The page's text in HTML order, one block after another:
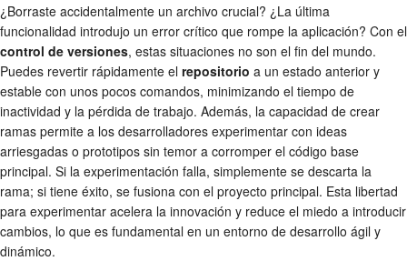
¿Borraste accidentalmente un archivo crucial? ¿La última
funcionalidad introdujo un error crítico que rompe la aplicación? Con el
control de versiones, estas situaciones no son el fin del mundo.
Puedes revertir rápidamente el repositorio a un estado anterior y
estable con unos pocos comandos, minimizando el tiempo de
inactividad y la pérdida de trabajo. Además, la capacidad de crear
ramas permite a los desarrolladores experimentar con ideas
arriesgadas o prototipos sin temor a corromper el código base
principal. Si la experimentación falla, simplemente se descarta la
rama; si tiene éxito, se fusiona con el proyecto principal. Esta libertad
para experimentar acelera la innovación y reduce el miedo a introducir
cambios, lo que es fundamental en un entorno de desarrollo ágil y
dinámico.